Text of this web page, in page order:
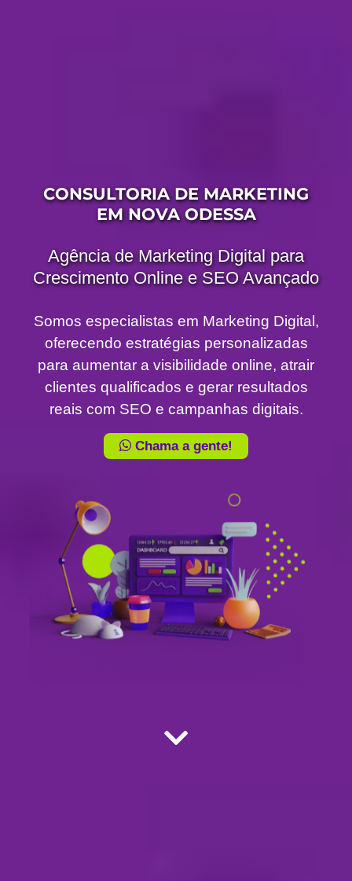
CONSULTORIA DE MARKETING
EM NOVA ODESSA
Agência de Marketing Digital para
Crescimento Online e SEO Avançado
Somos especialistas em Marketing Digital,
oferecendo estratégias personalizadas
para aumentar a visibilidade online, atrair
clientes qualificados e gerar resultados
reais com SEO e campanhas digitais.
Chama a gente!